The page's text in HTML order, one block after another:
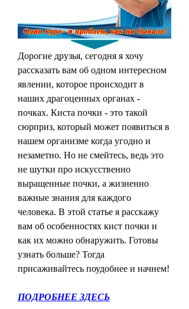
Дорогие друзья, сегодня я хочу
рассказать вам об одном интересном
явлении, которое происходит в
наших драгоценных органах -
почках. Киста почки - это такой
сюрприз, который может появиться в
нашем организме когда угодно и
незаметно. Но не смейтесь, ведь это
не шутки про искусственно
выращенные почки, а жизненно
важные знания для каждого
человека. В этой статье я расскажу
вам об особенностях кист почки и
как их можно обнаружить. Готовы
узнать больше? Тогда
присаживайтесь поудобнее и начнем!
ПОДРОБНЕЕ ЗДЕСЬ